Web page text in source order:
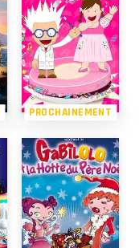
PROCHAINEMENT